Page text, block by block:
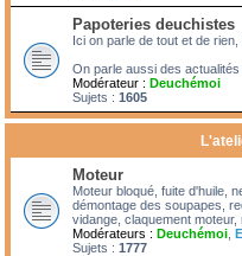
Papoteries deuchistes
Ici on parle de tout et de
On parle aussi des
Modérateur : Deuchémoi
Sujets : 1605
Moteur
Moteur bloqué, fuite d'huile,
démontage des soupapes,
vidange, claquement moteur,
Modérateurs : Deuchémoi
Sujets : 1777